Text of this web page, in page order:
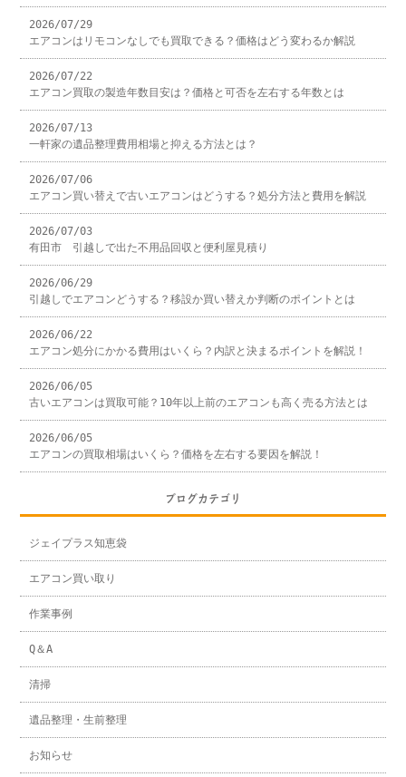
2026/07/29
エアコンはリモコンなしでも買取できる？価格はどう変わるか解説
2026/07/22
エアコン買取の製造年数目安は？価格と可否を左右する年数とは
2026/07/13
一軒家の遺品整理費用相場と抑える方法とは？
2026/07/06
エアコン買い替えで古いエアコンはどうする？処分方法と費用を解説
2026/07/03
有田市 引越しで出た不用品回収と便利屋見積り
2026/06/29
引越しでエアコンどうする？移設か買い替えか判断のポイントとは
2026/06/22
エアコン処分にかかる費用はいくら？内訳と決まるポイントを解説！
2026/06/05
古いエアコンは買取可能？10年以上前のエアコンも高く売る方法とは
2026/06/05
エアコンの買取相場はいくら？価格を左右する要因を解説！
ブログカテゴリ
ジェイプラス知恵袋
エアコン買い取り
作業事例
Q＆A
清掃
遺品整理・生前整理
お知らせ